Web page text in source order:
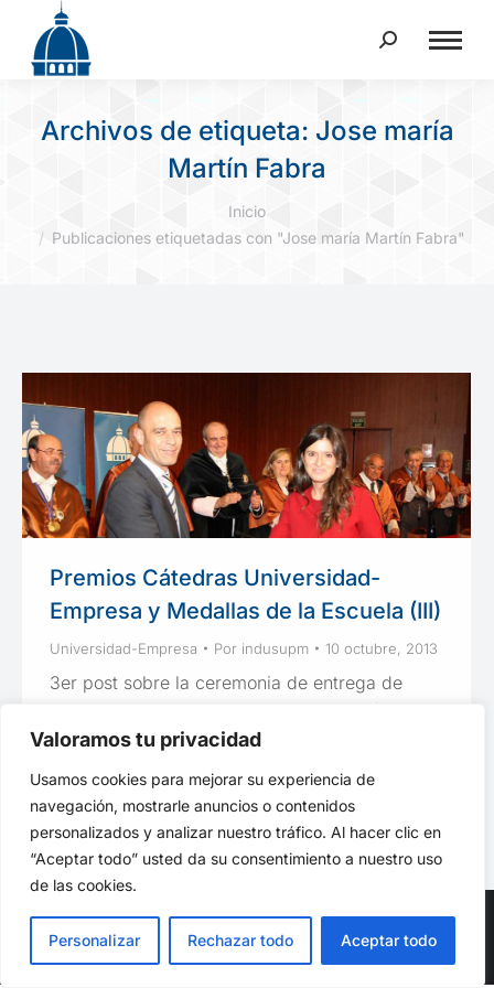
Valoramos tu privacidad
Usamos cookies para mejorar su experiencia de
navegación, mostrarle anuncios o contenidos
personalizados y analizar nuestro tráfico. Al hacer clic en
“Aceptar todo” usted da su consentimiento a nuestro uso
de las cookies.
Personalizar Rechazar todo Aceptar todo
Buscar:
Archivos de etiqueta: Jose maría
Martín Fabra
Inicio
Publicaciones etiquetadas con "Jose maría Martín Fabra"
Premios Cátedras Universidad-
Empresa y Medallas de la Escuela (III)
Universidad-Empresa Por indusupm 10 octubre, 2013
3er post sobre la ceremonia de entrega de
Diplomas, se entregaron los Premios Cátedras
Universidad-Empresa y Medallas por Servicios
© ETSII UPM - una web de believe